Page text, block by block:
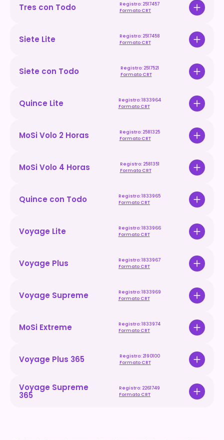
Tres con Todo
Registro: 2517457
Formato CRT
MoSi Volo 4 Horas
Registro: 2581351
Formato CRT
Quince con Todo
Registro: 1833965
Formato CRT
Voyage Plus
Registro: 1833967
Formato CRT
Voyage Lite
Registro: 1833966
Formato CRT
MoSi Extreme
Registro: 1833974
Formato CRT
Voyage Supreme
Registro: 1833969
Formato CRT
MoSi Volo 2 Horas
Registro: 2581325
Formato CRT
Siete Lite
Registro: 2517458
Formato CRT
Siete con Todo
Registro: 2517521
Formato CRT
Quince Lite
Registro: 1833964
Formato CRT
Voyage Plus 365
Registro: 2190100
Formato CRT
Voyage Supreme
365
Registro: 2261749
Formato CRT